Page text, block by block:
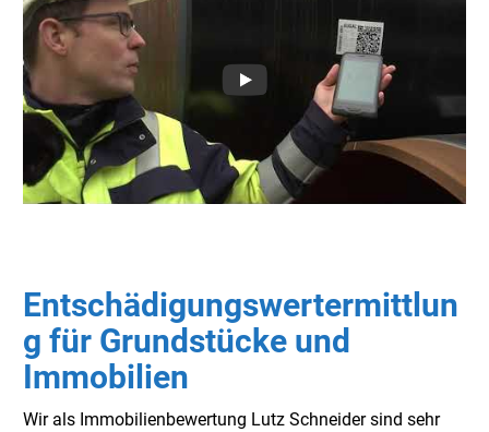
Entschädigungswertermittlun
g für Grundstücke und
Immobilien
Wir als Immobilienbewertung Lutz Schneider sind sehr